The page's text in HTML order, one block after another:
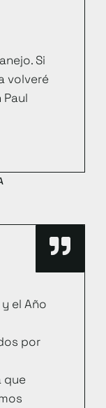
Si
volveré
el Año
por
que